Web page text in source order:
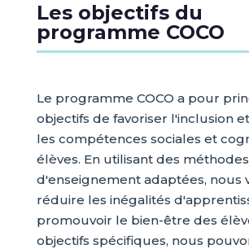
Les objectifs du
programme COCO
Le programme COCO a pour
objectifs de favoriser l'inclusion
les compétences sociales et
élèves. En utilisant des méthodes
d'enseignement adaptées, nous
réduire les inégalités
promouvoir le bien-être des
objectifs spécifiques, nous